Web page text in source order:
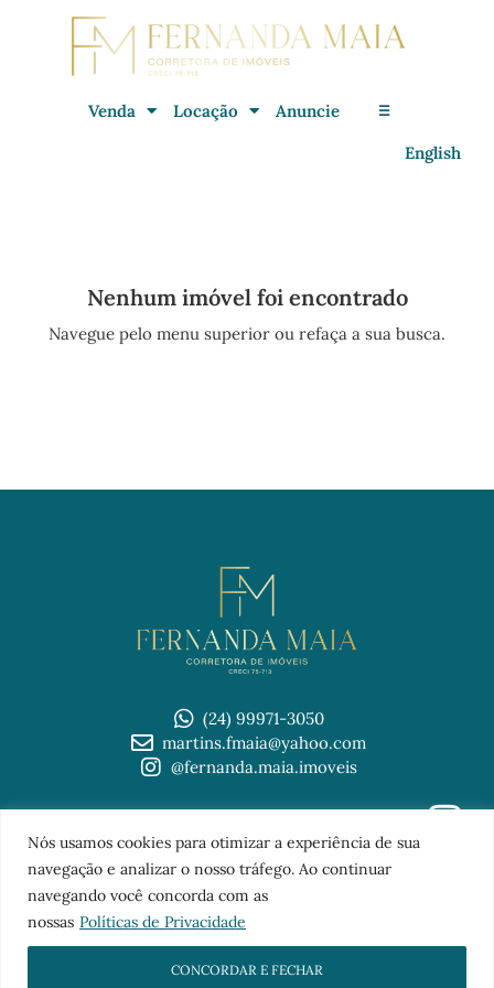
Nós usamos cookies para otimizar a experiência de sua
navegação e analizar o nosso tráfego. Ao continuar
navegando você concorda com as
nossas Políticas de Privacidade
CONCORDAR E FECHAR
Venda Locação Anuncie ☰
English
Nenhum imóvel foi encontrado
Navegue pelo menu superior ou refaça a sua busca.
(24) 99971-3050
martins.fmaia@yahoo.com
@fernanda.maia.imoveis
TOPO
Sites para imobiliáriascom aFB Digital